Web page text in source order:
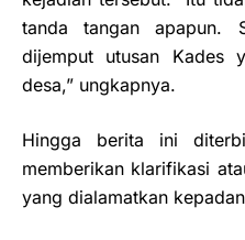
tanda tangan apapun.
dijemput utusan Kades
desa,” ungkapnya.
Hingga berita ini
memberikan klarifikasi
yang dialamatkan